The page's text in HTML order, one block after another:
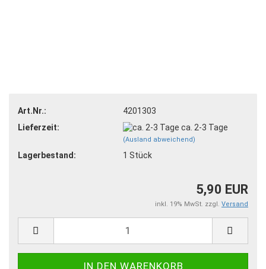
Art.Nr.:
4201303
Lieferzeit:
ca. 2-3 Tage
(Ausland abweichend)
Lagerbestand: 1 Stück
5,90 EUR
inkl. 19% MwSt. zzgl. Versand